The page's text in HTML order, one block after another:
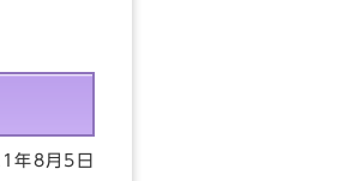
年8月5日